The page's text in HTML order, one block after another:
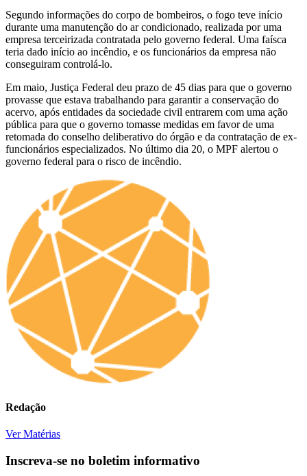
Segundo informações do corpo de bombeiros, o fogo teve início
durante uma manutenção do ar condicionado, realizada por uma
empresa terceirizada contratada pelo governo federal. Uma faísca
teria dado início ao incêndio, e os funcionários da empresa não
conseguiram controlá-lo.
Em maio, Justiça Federal deu prazo de 45 dias para que o governo
provasse que estava trabalhando para garantir a conservação do
acervo, após entidades da sociedade civil entrarem com uma ação
pública para que o governo tomasse medidas em favor de uma
retomada do conselho deliberativo do órgão e da contratação de ex-
funcionários especializados. No último dia 20, o MPF alertou o
governo federal para o risco de incêndio.
Redação
Ver Matérias
Inscreva-se no boletim informativo